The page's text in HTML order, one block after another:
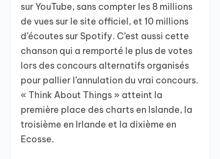
sur YouTube, sans compter les 8 millions
de vues sur le site officiel, et 10 millions
d’écoutes sur Spotify. C’est aussi cette
chanson qui a remporté le plus de votes
lors des concours alternatifs organisés
pour pallier l’annulation du vrai concours.
« Think About Things » atteint la
première place des charts en Islande, la
troisième en Irlande et la dixième en
Ecosse.